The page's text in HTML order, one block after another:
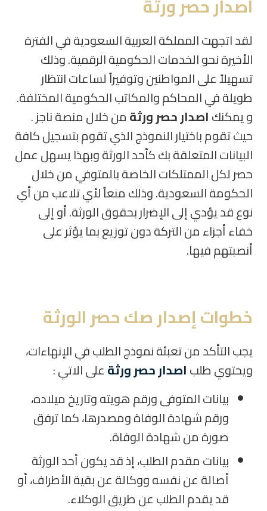
اصدار حصر ورثة
لقد اتجهت المملكة العربية السعودية في الفترة
الأخيرة نحو الخدمات الحكومية الرقمية. وذلك
تسهيلاً على المواطنين وتوفيراً لساعات انتظار
طويلة في المحاكم والمكاتب الحكومية المختلفة.
و يمكنكاصدار حصر ورثةمن خلال منصة ناجز .
حيث تقوم باختيار النموذج الذي تقوم بتسجيل كافة
البيانات المتعلقة بك كأحد الورثة وبهذا يسهل عمل
حصر لكل الممتلكات الخاصة بالمتوفي من خلال
الحكومة السعودية. وذلك منعاً لأي تلاعب من أي
نوع قد يؤدي إلى الإضرار بحقوق الورثة. أو إلى
خفاء أجزاء من التركة دون توزيع بما يؤثر على
أنصبتهم فيها.
خطوات إصدار صك حصر الورثة
يجب التأكد من تعبئة نموذج الطلب في الإنهاءات،
ويحتوي طلباصدار حصر ورثةعلى الاتي:
بيانات المتوفى ورقم هويته وتاريخ ميلاده،
ورقم شهادة الوفاة ومصدرها، كما ترفق
صورة من شهادة الوفاة.
بيانات مقدم الطلب، إذ قد يكون أحد الورثة
أصالة عن نفسه ووكالة عن بقية الأطراف، أو
قد يقدم الطلب عن طريق الوكلاء.